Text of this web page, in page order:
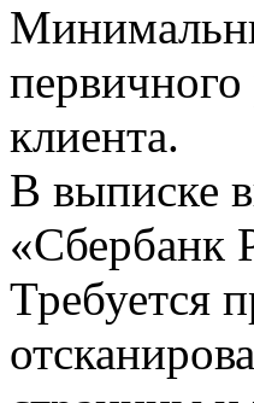
клиента.
В выписке
«Сбербанк
Требуется